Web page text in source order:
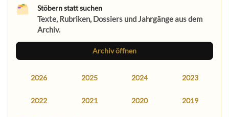
Stöbern statt suchen
Texte, Rubriken, Dossiers und Jahrgänge aus dem
Archiv.
Archiv öffnen
2026 2025 2024 2023
2022 2021 2020 2019